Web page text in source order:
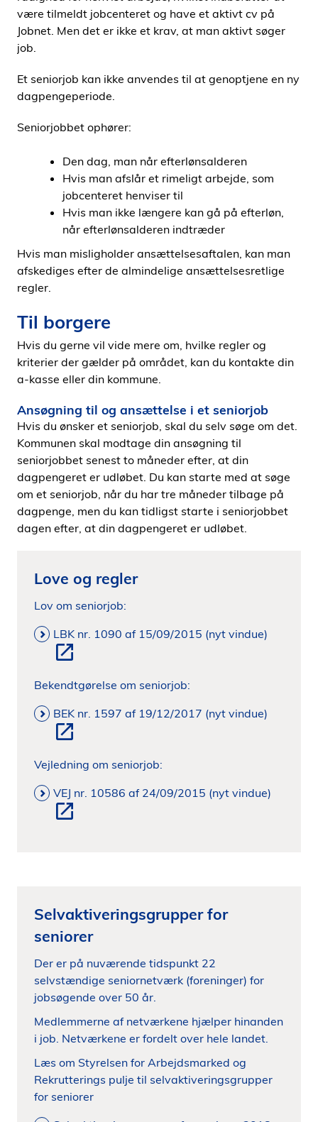
være tilmeldt jobcenteret og have et aktivt cv på
Jobnet. Men det er ikke et krav, at man aktivt søger
job.
Et seniorjob kan ikke anvendes til at genoptjene en ny
dagpengeperiode.
Seniorjobbet ophører:
Den dag, man når efterlønsalderen
Hvis man afslår et rimeligt arbejde, som
jobcenteret henviser til
Hvis man ikke længere kan gå på efterløn,
når efterlønsalderen indtræder
Hvis man misligholder ansættelsesaftalen, kan man
afskediges efter de almindelige ansættelsesretlige
regler.
Til borgere
Hvis du gerne vil vide mere om, hvilke regler og
kriterier der gælder på området, kan du kontakte din
a-kasse eller din kommune.
Ansøgning til og ansættelse i et seniorjob
Hvis du ønsker et seniorjob, skal du selv søge om det.
Kommunen skal modtage din ansøgning til
seniorjobbet senest to måneder efter, at din
dagpengeret er udløbet. Du kan starte med at søge
om et seniorjob, når du har tre måneder tilbage på
dagpenge, men du kan tidligst starte i seniorjobbet
dagen efter, at din dagpengeret er udløbet.
Love og regler
Lov om seniorjob:
LBK nr. 1090 af 15/09/2015 (nyt vindue)
Bekendtgørelse om seniorjob:
BEK nr. 1597 af 19/12/2017 (nyt vindue)
Vejledning om seniorjob:
VEJ nr. 10586 af 24/09/2015 (nyt vindue)
Selvaktiveringsgrupper for
seniorer
Der er på nuværende tidspunkt 22
selvstændige seniornetværk (foreninger) for
jobsøgende over 50 år.
Medlemmerne af netværkene hjælper hinanden
i job. Netværkene er fordelt over hele landet.
Læs om Styrelsen for Arbejdsmarked og
Rekrutterings pulje til selvaktiveringsgrupper
for seniorer